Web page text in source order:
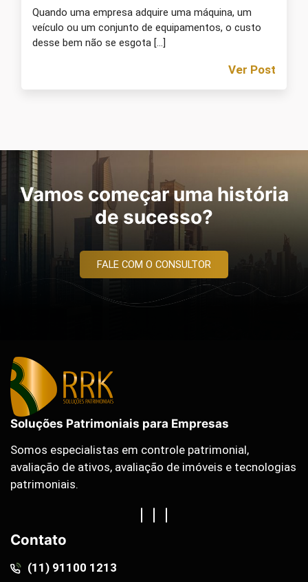
Quando uma empresa adquire uma máquina, um
veículo ou um conjunto de equipamentos, o custo
desse bem não se esgota […]
Ver Post
Vamos começar uma história
de sucesso?
FALE COM O CONSULTOR
Soluções Patrimoniais para Empresas
Somos especialistas em controle patrimonial,
avaliação de ativos, avaliação de imóveis e tecnologias
patrimoniais.
Contato
(11) 91100 1213